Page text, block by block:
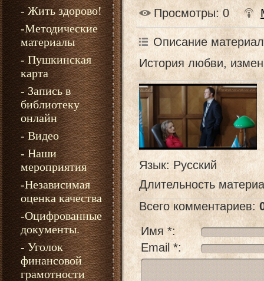
- Жить здорово!
-Методические
материалы
- Пушкинская
карта
- Запись в
библиотеку
онлайн
- Видео
- Наши
мероприятия
-Независимая
оценка качества
-Оцифрованные
документы.
- Уголок
финансовой
грамотности
Просмотры: 0
Описание
История любви,
Язык: Русский
Длительность
Всего комментариев:
Имя *:
Email *: